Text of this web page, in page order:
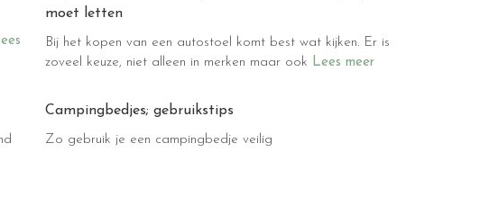
moet letten
Bij het kopen van een autostoel komt best wat kijken. Er is
zoveel keuze, niet alleen in merken maar ook Lees meer
Campingbedjes; gebruikstips
Zo gebruik je een campingbedje veilig